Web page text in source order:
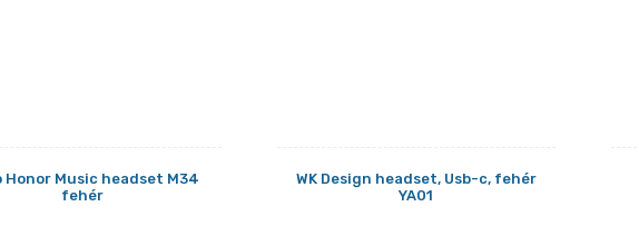
Honor Music headset M34
fehér
WK Design headset, Usb-c, fehér
YA01